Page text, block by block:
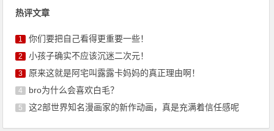
热评文章
1 你们要把自己看得更重要一些！
2 小孩子确实不应该沉迷二次元！
3 原来这就是阿宅叫露露卡妈妈的真正理由啊！
4 bro为什么会喜欢白毛？
5 这2部世界知名漫画家的新作动画，真是充满着信任感呢